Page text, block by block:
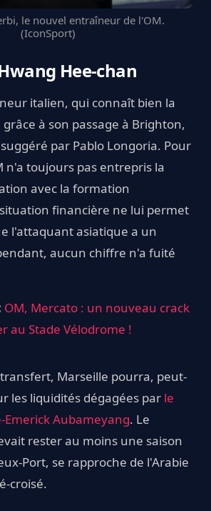
le nouvel entraîneur de l'OM.
(IconSport)
Hee-chan
italien, qui connaît bien la
à son passage à Brighton,
par Pablo Longoria. Pour
n'a toujours pas entrepris la
avec la formation
financière ne lui permet
l'attaquant asiatique a un
aucun chiffre n'a fuité
OM, Mercato : un nouveau crack
au Stade Vélodrome !
Marseille pourra, peut-
les liquidités dégagées par le
Emerick Aubameyang. Le
rester au moins une saison
Port, se rapproche de l'Arabie
croisé.